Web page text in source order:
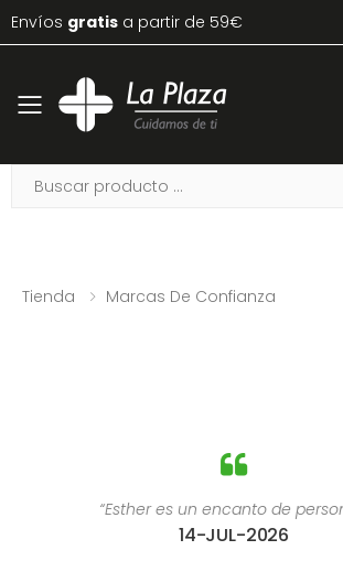
Envíos gratis a partir de 59€
Toggle mobile menu
Tienda Marcas De Confianza
“Estoy